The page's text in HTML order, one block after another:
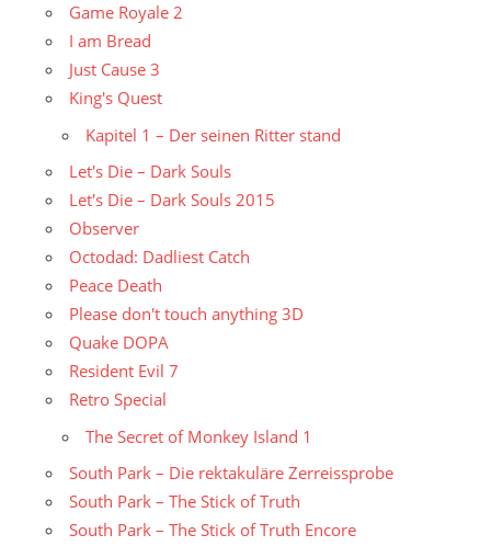
Game Royale 2
I am Bread
Just Cause 3
King's Quest
Kapitel 1 – Der seinen Ritter stand
Let's Die – Dark Souls
Let's Die – Dark Souls 2015
Observer
Octodad: Dadliest Catch
Peace Death
Please don't touch anything 3D
Quake DOPA
Resident Evil 7
Retro Special
The Secret of Monkey Island 1
South Park – Die rektakuläre Zerreissprobe
South Park – The Stick of Truth
South Park – The Stick of Truth Encore